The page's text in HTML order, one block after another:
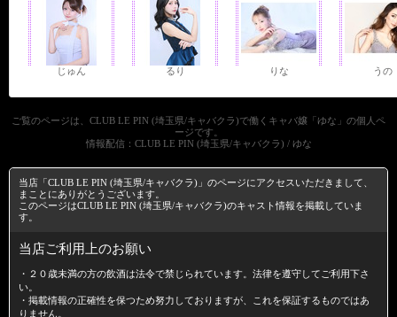
じゅん るり りな うの
ご覧のページは、CLUB LE PIN (埼玉県/キャバクラ)で働くキャバ嬢「ゆな」の個人ペ
ージです。
情報配信：CLUB LE PIN (埼玉県/キャバクラ) / ゆな
当店「CLUB LE PIN (埼玉県/キャバクラ)」のページにアクセスいただきまして、
まことにありがとうございます。
このページはCLUB LE PIN (埼玉県/キャバクラ)のキャスト情報を掲載していま
す。
当店ご利用上のお願い
・２０歳未満の方の飲酒は法令で禁じられています。法律を遵守してご利用下さ
い。
・掲載情報の正確性を保つため努力しておりますが、これを保証するものではあ
りません。